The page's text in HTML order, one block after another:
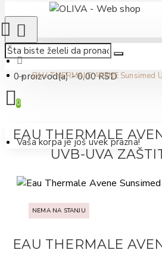
0 proizvod(a) - 0,00 RSD
0
Vaša korpa je još uvek prazna!
EAU THERMALE AVENE
EAU THERMALE
UVB-UVA
NEMA NA STANJU
EAU THERMALE